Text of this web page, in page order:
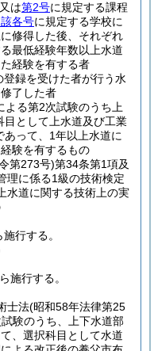
又は第2号に規定する課程
各号に規定する学校に
修得した後、それぞれ
最低経験年数以上水道
経験を有する者
録を受けた者が行う水
了した者
よる第2次試験のうち上
目として上水道及び工業
あって、1年以上水道に
験を有するもの
第273号)第34条第1項及
理に係る1級の技術検定
水道に関する技術上の実
行する。
施行する。
士法(昭和58年法律第25
験のうち、上下水道部
、選択科目として水道